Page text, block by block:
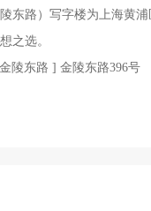
路）写字楼为上海黄浦区
选。
金陵东路 ] 金陵东路396号